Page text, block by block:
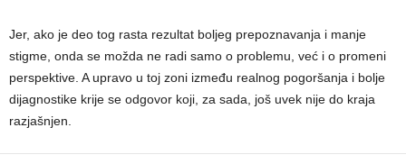
Jer, ako je deo tog rasta rezultat boljeg prepoznavanja i manje
stigme, onda se možda ne radi samo o problemu, već i o promeni
perspektive. A upravo u toj zoni između realnog pogoršanja i bolje
dijagnostike krije se odgovor koji, za sada, još uvek nije do kraja
razjašnjen.